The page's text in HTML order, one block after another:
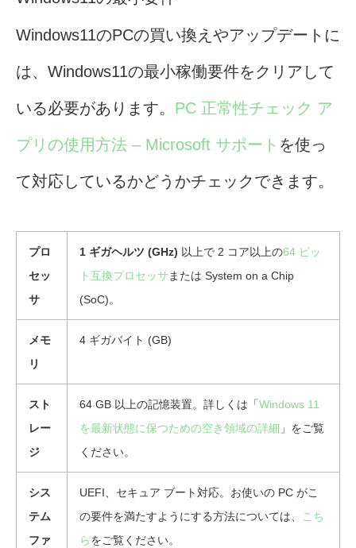
Windows11のPCの買い換えやアップデートに
は、Windows11の最小稼働要件をクリアして
いる必要があります。 PC 正常性チェック ア
プリの使用方法 – Microsoft サポート を使っ
て対応しているかどうかチェックできます。
プロ
セッ
サ
1 ギガヘルツ (GHz) 以上で 2 コア以上の64 ビッ
ト互換プロセッサ または System on a Chip
(SoC)。
メモ
リ
4 ギガバイト (GB)
スト
レー
ジ
64 GB 以上の記憶装置。詳しくは「Windows 11
を最新状態に保つための空き領域の詳細 」をご覧
ください。
シス
テム
ファ
UEFI、セキュア ブート対応。お使いの PC がこ
の要件を満たすようにする方法については、
こち
らをご覧ください。